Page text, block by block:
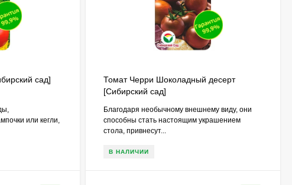
сад]
или кегли,
Томат Черри Шоколадный десерт
[Сибирский сад]
Благодаря необычному внешнему виду, они
способны стать настоящим украшением
стола, привнесут...
В НАЛИЧИИ